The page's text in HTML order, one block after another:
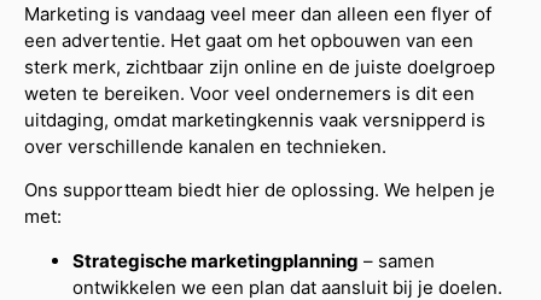
Marketing is vandaag veel meer dan alleen een flyer of
een advertentie. Het gaat om het opbouwen van een
sterk merk, zichtbaar zijn online en de juiste doelgroep
weten te bereiken. Voor veel ondernemers is dit een
uitdaging, omdat marketingkennis vaak versnipperd is
over verschillende kanalen en technieken.
Ons supportteam biedt hier de oplossing. We helpen je
met:
Strategische marketingplanning – samen
ontwikkelen we een plan dat aansluit bij je doelen.